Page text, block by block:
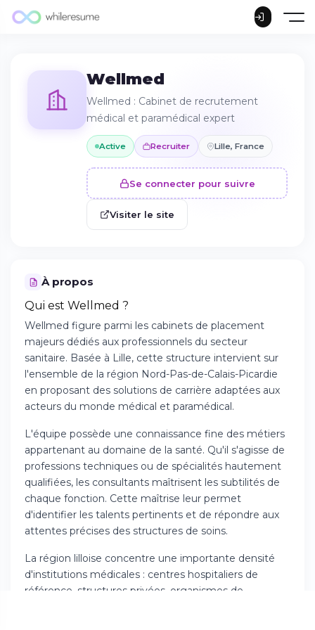
Wellmed
Wellmed : Cabinet de recrutement
médical et paramédical expert
Active Recruiter Lille, France
Se connecter pour suivre
Visiter le site
À propos
Qui est Wellmed ?
Wellmed figure parmi les cabinets de placement
majeurs dédiés aux professionnels du secteur
sanitaire. Basée à Lille, cette structure intervient sur
l'ensemble de la région Nord-Pas-de-Calais-Picardie
en proposant des solutions de carrière adaptées aux
acteurs du monde médical et paramédical.
L'équipe possède une connaissance fine des métiers
appartenant au domaine de la santé. Qu'il s'agisse de
professions techniques ou de spécialités hautement
qualifiées, les consultants maîtrisent les subtilités de
chaque fonction. Cette maîtrise leur permet
d'identifier les talents pertinents et de répondre aux
attentes précises des structures de soins.
La région lilloise concentre une importante densité
d'institutions médicales : centres hospitaliers de
référence, structures privées, organismes de